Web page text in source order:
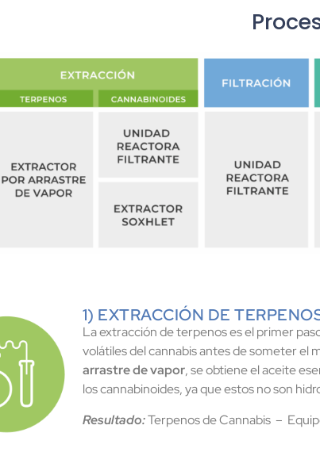
1) EXTRACCIÓN DE
La extracción de terpenos es el primer
volátiles del cannabis antes de someter el
arrastre de vapor, se obtiene el aceite
los cannabinoides, ya que estos no son
Resultado:Terpenos de Cannabis –